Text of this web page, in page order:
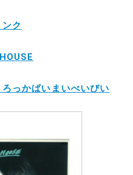
ク
っかばいまいべいびい